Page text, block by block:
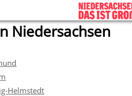
Niedersachsen
Helmstedt